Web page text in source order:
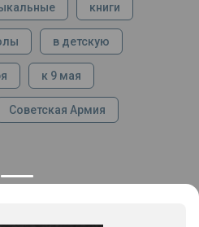
книги
в детскую
к 9 мая
Советская Армия